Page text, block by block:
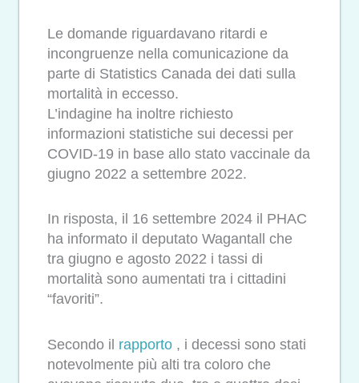
Le domande riguardavano ritardi e
incongruenze nella comunicazione da
parte di Statistics Canada dei dati sulla
mortalità in eccesso.
L’indagine ha inoltre richiesto
informazioni statistiche sui decessi per
COVID-19 in base allo stato vaccinale da
giugno 2022 a settembre 2022.
In risposta, il 16 settembre 2024 il PHAC
ha informato il deputato Wagantall che
tra giugno e agosto 2022 i tassi di
mortalità sono aumentati tra i cittadini
“favoriti”.
Secondo il rapporto , i decessi sono stati
notevolmente più alti tra coloro che